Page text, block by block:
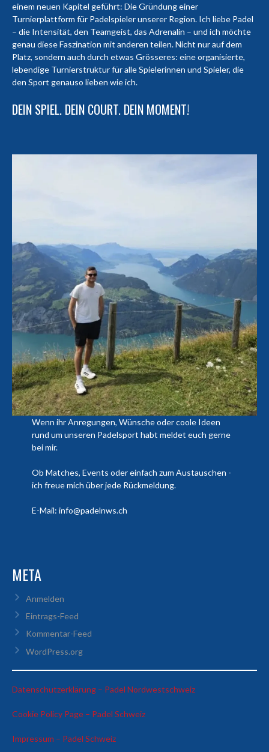
einem neuen Kapitel geführt: Die Gründung einer
Turnierplattform für Padelspieler unserer Region. Ich liebe Padel
– die Intensität, den Teamgeist, das Adrenalin – und ich möchte
genau diese Faszination mit anderen teilen. Nicht nur auf dem
Platz, sondern auch durch etwas Grösseres: eine organisierte,
lebendige Turnierstruktur für alle Spielerinnen und Spieler, die
den Sport genauso lieben wie ich.
DEIN SPIEL. DEIN COURT. DEIN MOMENT!
Wenn ihr Anregungen, Wünsche oder coole Ideen
rund um unseren Padelsport habt meldet euch gerne
bei mir.
Ob Matches, Events oder einfach zum Austauschen -
ich freue mich über jede Rückmeldung.
E-Mail: info@padelnws.ch
META
Anmelden
Eintrags-Feed
Kommentar-Feed
WordPress.org
Datenschutzerklärung – Padel Nordwestschweiz:
Cookie Policy Page – Padel Schweiz:
Impressum – Padel Schweiz: